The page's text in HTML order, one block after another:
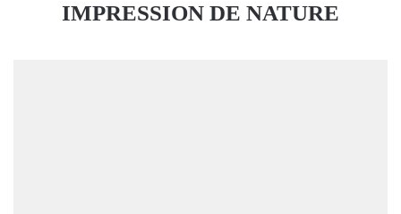
IMPRESSION DE NATURE